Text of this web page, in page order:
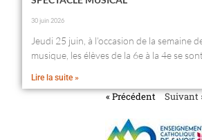
30 juin 2026
Jeudi 25 juin, à l’occasion de la semaine
musique, les élèves de la 6e à la 4e se
Lire la suite »
« Précédent Suivant